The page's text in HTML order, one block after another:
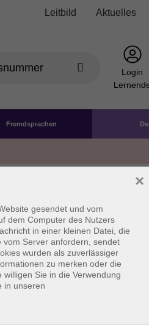
Leitbild Aktuelles
Login
Fremdsprachen
Die Volkshochschule wird
der Grundlage des von den
Landtags
Widerruf
gesendet und vom
dem Computer des Nutzers
in einer kleinen Datei, die
vom Server anfordern, sendet
wurden als zuverlässiger
zu merken oder die
Sie in die Verwendung
in unseren
×